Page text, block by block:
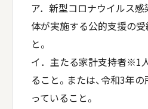
ア．新型コロナウイルス
体が実施する公的支援の
と。
イ．主たる家計支持者※1
ること。または、令和3年
っていること。